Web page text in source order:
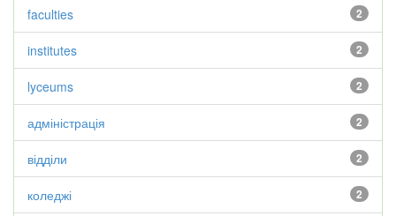
2
faculties
2
institutes
2
lyceums
2
адміністрація
2
відділи
2
коледжі